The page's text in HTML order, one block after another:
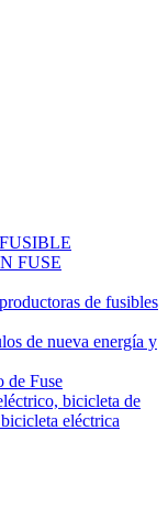
FUSE
de fusibles
de nueva energía y
de Fuse
bicicleta de
eléctrica